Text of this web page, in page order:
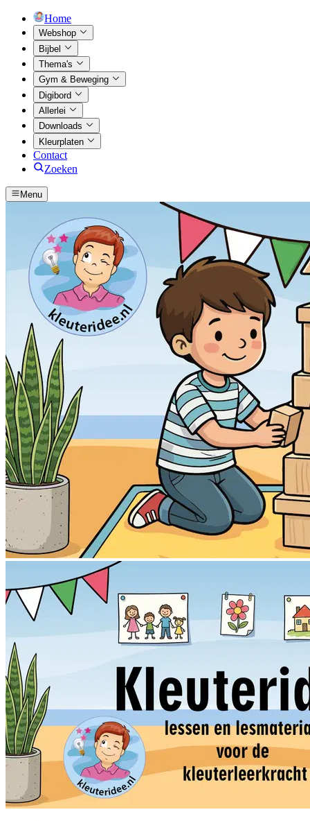
Home
Webshop
Bijbel
Thema's
Gym & Beweging
Digibord
Allerlei
Downloads
Kleurplaten
Contact
Zoeken
Menu